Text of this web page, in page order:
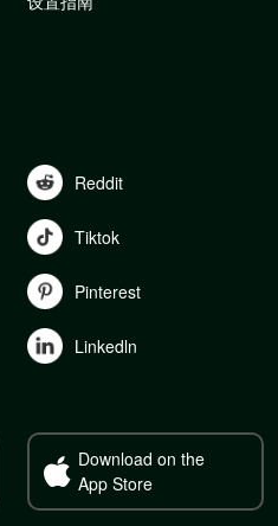
Reddit
Tiktok
Pinterest
Linkedln
Download on the
App Store